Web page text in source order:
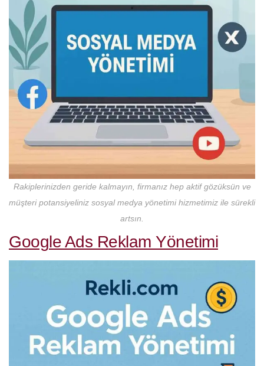
Rakiplerinizden geride kalmayın, firmanız hep aktif gözüksün ve
müşteri potansiyeliniz sosyal medya yönetimi hizmetimiz ile sürekli
artsın.
Google Ads Reklam Yönetimi